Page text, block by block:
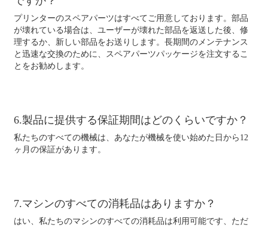
プリンターのスペアパーツはすべてご用意しております。部品
が壊れている場合は、ユーザーが壊れた部品を返送した後、修
理するか、新しい部品をお送りします。長期間のメンテナンス
と迅速な交換のために、スペアパーツパッケージを注文するこ
とをお勧めします。
6.製品に提供する保証期間はどのくらいですか？
私たちのすべての機械は、あなたが機械を使い始めた日から12
ヶ月の保証があります。
7.マシンのすべての消耗品はありますか？
はい、私たちのマシンのすべての消耗品は利用可能です、ただ